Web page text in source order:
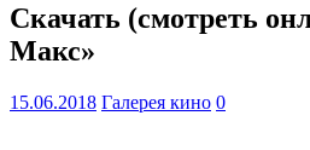
Скачать (смотреть
Макс»
15.06.2018 Галерея кино 0